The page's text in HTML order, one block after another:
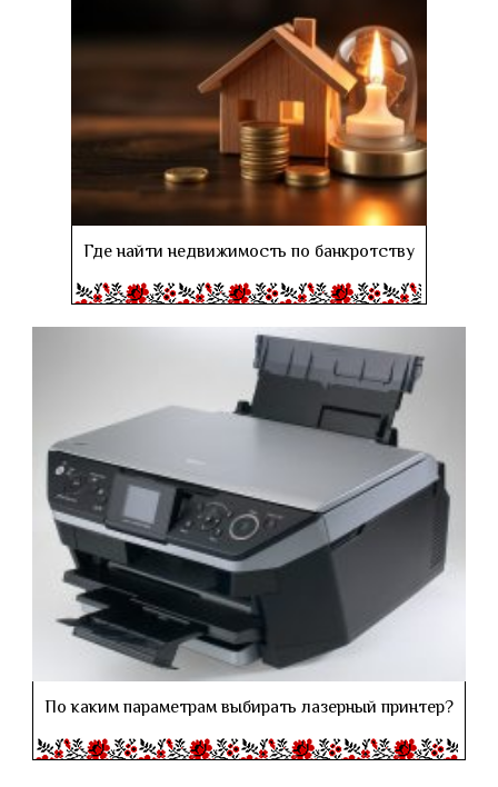
Где найти недвижимость по банкротству
По каким параметрам выбирать лазерный принтер?